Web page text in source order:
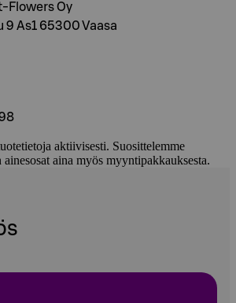
Flowers Oy
9 As1 65300 Vaasa
aktiivisesti. Suosittelemme
aina myös myyntipakkauksesta.